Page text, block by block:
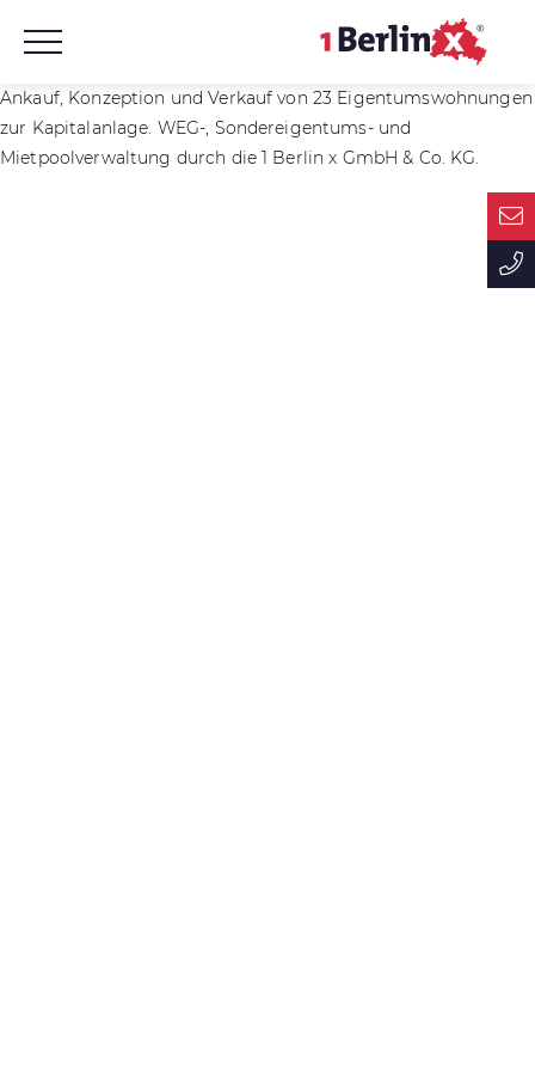
Ankauf, Konzeption und Verkauf von 23 Eigentumswohnungen
zur Kapitalanlage. WEG-, Sondereigentums- und
Mietpoolverwaltung durch die 1 Berlin x GmbH & Co. KG.